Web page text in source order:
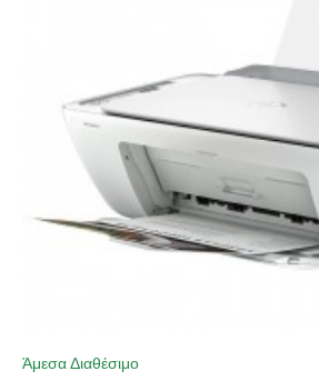
Άμεσα Διαθέσιμο